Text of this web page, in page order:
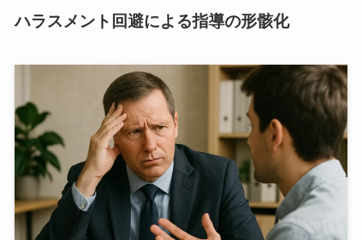
ハラスメント回避による指導の形骸化